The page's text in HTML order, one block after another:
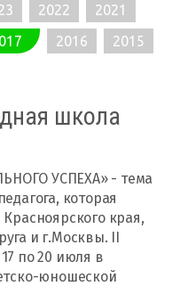
2022
2021
2016 2015
школа
УСПЕХА» - тема
которая
края,
и г.Москвы. II
по 20 июля в
юношеской